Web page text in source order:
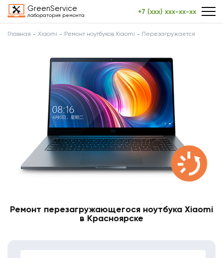
GreenService
лаборатория ремонта +7 (xxx) xxx-xx-xx
Главная Xiaomi Ремонт ноутбуков Xiaomi Перезагружается
Ремонт перезагружающегося ноутбука Xiaomi
в Красноярске